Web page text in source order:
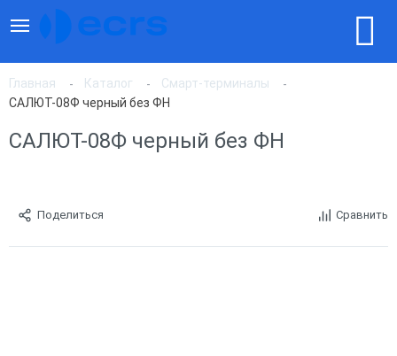
Главная Каталог
Смарт-терминалы
САЛЮТ-08Ф черный без ФН
САЛЮТ-08Ф черный без ФН
Поделиться Сравнить